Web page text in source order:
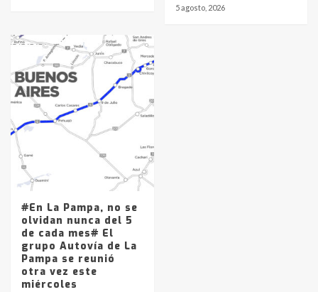
5 agosto, 2026
#En La Pampa, no se
olvidan nunca del 5
de cada mes# El
grupo Autovía de La
Pampa se reunió
otra vez este
miércoles